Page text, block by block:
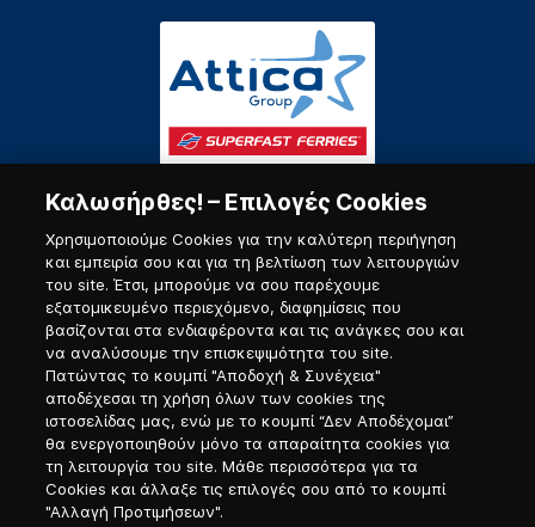
Πύλη Ναυτικού
Καλωσήρθες! – Επιλογές Cookies
Χρησιμοποιούμε Cookies για την καλύτερη περιήγηση
και εμπειρία σου και για τη βελτίωση των λειτουργιών
του site. Έτσι, μπορούμε να σου παρέχουμε
εξατομικευμένο περιεχόμενο, διαφημίσεις που
βασίζονται στα ενδιαφέροντα και τις ανάγκες σου και
να αναλύσουμε την επισκεψιμότητα του site.
Πατώντας το κουμπί "Αποδοχή & Συνέχεια"
αποδέχεσαι τη χρήση όλων των cookies της
ιστοσελίδας μας, ενώ με το κουμπί “Δεν Αποδέχομαι”
θα ενεργοποιηθούν μόνο τα απαραίτητα cookies για
τη λειτουργία του site. Μάθε περισσότερα για τα
Cookies και άλλαξε τις επιλογές σου από το κουμπί
"Αλλαγή Προτιμήσεων".